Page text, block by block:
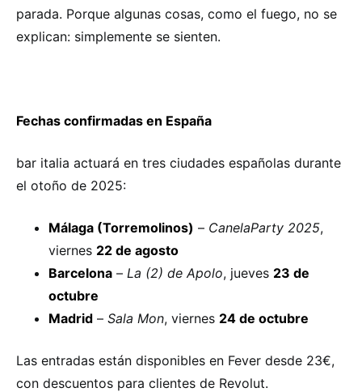
parada. Porque algunas cosas, como el fuego, no se
explican: simplemente se sienten.
Fechas confirmadas en España
bar italia actuará en tres ciudades españolas durante
el otoño de 2025:
Málaga (Torremolinos) – CanelaParty 2025,
viernes 22 de agosto
Barcelona – La (2) de Apolo, jueves 23 de
octubre
Madrid – Sala Mon, viernes 24 de octubre
Las entradas están disponibles en Fever desde 23€,
con descuentos para clientes de Revolut.